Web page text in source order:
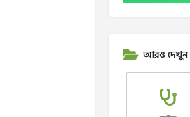
আরও দেখুন